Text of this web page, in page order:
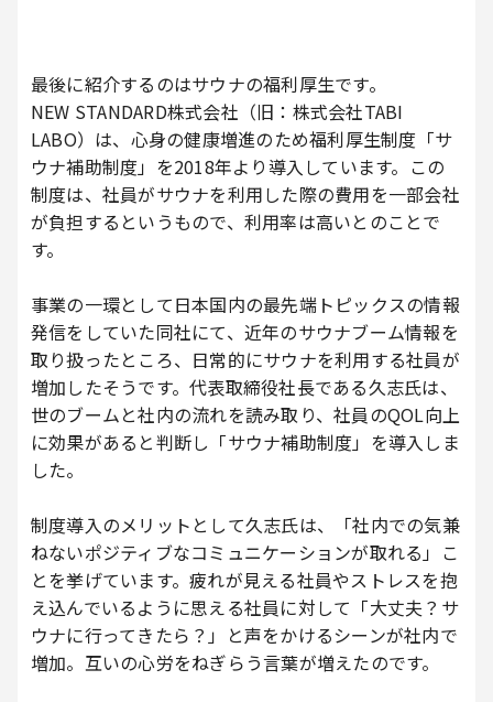
最後に紹介するのはサウナの福利厚生です。
NEW STANDARD株式会社（旧：株式会社TABI
LABO）は、心身の健康増進のため福利厚生制度「サ
ウナ補助制度」を2018年より導入しています。この
制度は、社員がサウナを利用した際の費用を一部会社
が負担するというもので、利用率は高いとのことで
す。
事業の一環として日本国内の最先端トピックスの情報
発信をしていた同社にて、近年のサウナブーム情報を
取り扱ったところ、日常的にサウナを利用する社員が
増加したそうです。代表取締役社長である久志氏は、
世のブームと社内の流れを読み取り、社員のQOL向上
に効果があると判断し「サウナ補助制度」を導入しま
した。
制度導入のメリットとして久志氏は、「社内での気兼
ねないポジティブなコミュニケーションが取れる」こ
とを挙げています。疲れが見える社員やストレスを抱
え込んでいるように思える社員に対して「大丈夫？サ
ウナに行ってきたら？」と声をかけるシーンが社内で
増加。互いの心労をねぎらう言葉が増えたのです。